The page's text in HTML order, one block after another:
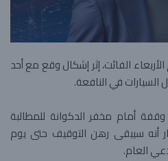
الفائت، إثر إشكال وقع مع أحد
السيارات في النافعة.
أمام مخفر الدكوانة للمطالبة
أنه سيبقى رهن التوقيف حتى يوم
العام.